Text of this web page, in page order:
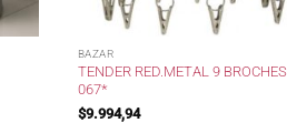
BAZAR
TENDER RED.METAL 9 BROCHES
067*
$9.994,94